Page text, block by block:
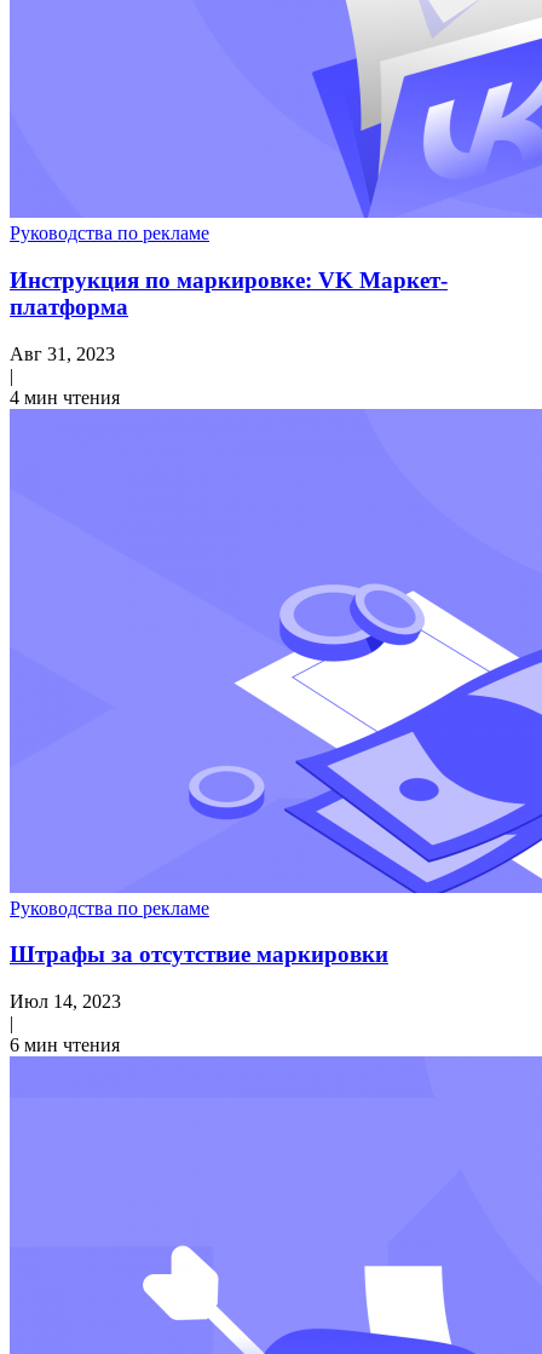
Руководства по рекламе
Инструкция по маркировке: VK Маркет-
платформа
Авг 31, 2023
|
4 мин чтения
Руководства по рекламе
Штрафы за отсутствие маркировки
Июл 14, 2023
|
6 мин чтения